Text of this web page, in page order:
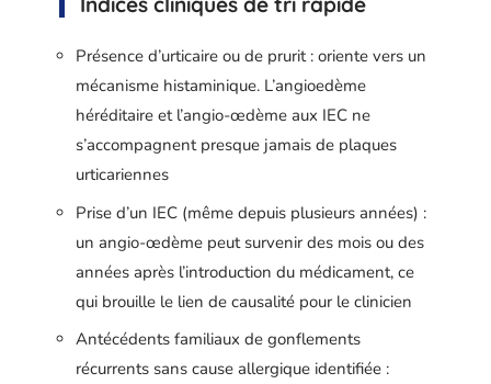
Présence d’urticaire ou de prurit : oriente vers un
mécanisme histaminique. L’angioedème
héréditaire et l’angio-œdème aux IEC ne
s’accompagnent presque jamais de plaques
urticariennes
Prise d’un IEC (même depuis plusieurs années) :
un angio-œdème peut survenir des mois ou des
années après l’introduction du médicament, ce
qui brouille le lien de causalité pour le clinicien
Antécédents familiaux de gonflements
récurrents sans cause allergique identifiée :